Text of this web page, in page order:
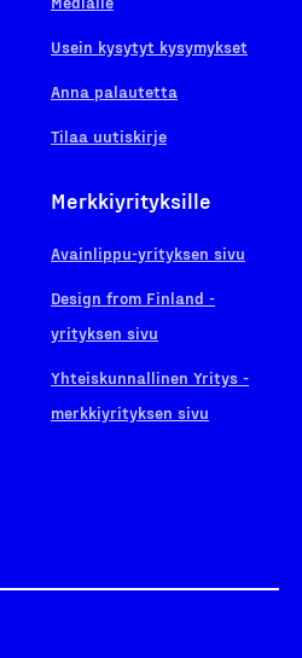
Usein kysytyt kysymykset
Anna palautetta
Tilaa uutiskirje
Merkkiyrityksille
Avainlippu-yrityksen sivu
Design from Finland -
yrityksen sivu
Yhteiskunnallinen Yritys -
merkkiyrityksen sivu